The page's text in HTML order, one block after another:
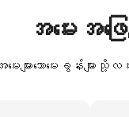
အမေးအဖြေ
အမေးများသောမေးခွန်းမျာ